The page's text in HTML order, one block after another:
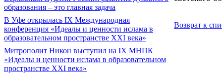
образования – это главная задача
В Уфе открылась IX Международная
конференция «Идеалы и ценности ислама в
образовательном пространстве XXI века»
Митрополит Никон выступил на IX МНПК
«Идеалы и ценности ислама в образовательном
пространстве XXI века»
Возврат к